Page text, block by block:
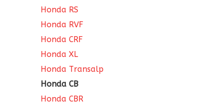
Honda RS
Honda RVF
Honda CRF
Honda XL
Honda Transalp
Honda CB
Honda CBR